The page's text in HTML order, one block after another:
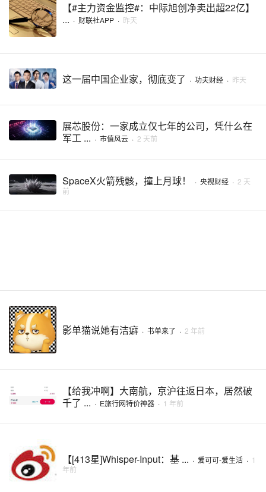
【#主力资金监控#：中际旭创净卖出超22亿】
... · 财联社APP · 昨天
这一届中国企业家，彻底变了 · 功夫财经 · 昨天
展芯股份：一家成立仅七年的公司，凭什么在
军工 ... · 市值风云 · 2 天前
SpaceX火箭残骸，撞上月球！ · 央视财经 · 2 天
前
影单猫说她有洁癖 · 书单来了 · 2 年前
【给我冲啊】大南航，京沪往返日本，居然破
千了 ... · E旅行网特价神器 · 1 年前
【[413星]Whisper-Input：基 ... · 爱可可-爱生活 · 1
年前